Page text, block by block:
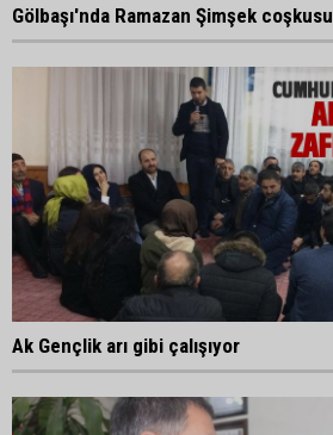
Gölbaşı'nda Ramazan Şimşek coşkusu
Ak Gençlik arı gibi çalışıyor